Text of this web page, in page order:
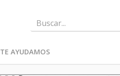
TE AYUDAMOS